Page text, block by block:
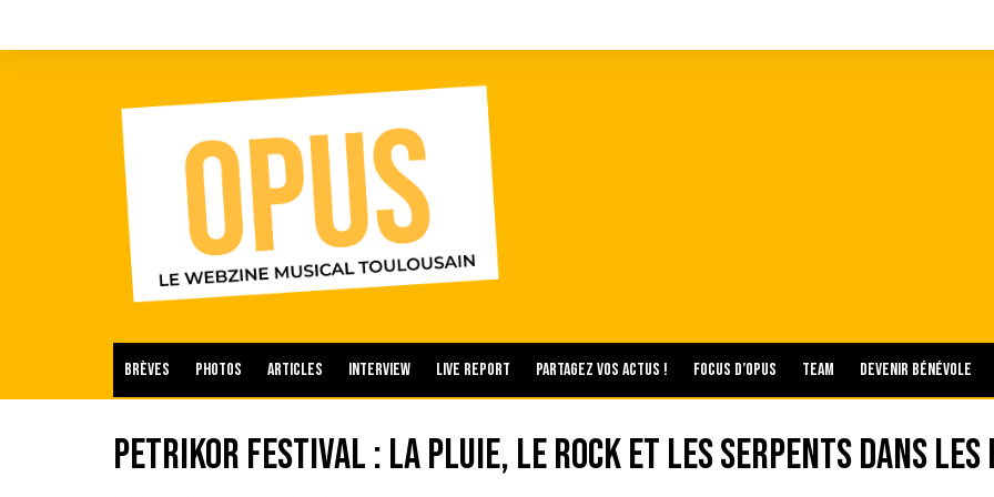
Brèves Photos Articles Interview Live report Partagez vos actus ! Focus d’Opus Team Devenir bénévole
Petrikor Festival : la pluie, le rock et les serpents dans